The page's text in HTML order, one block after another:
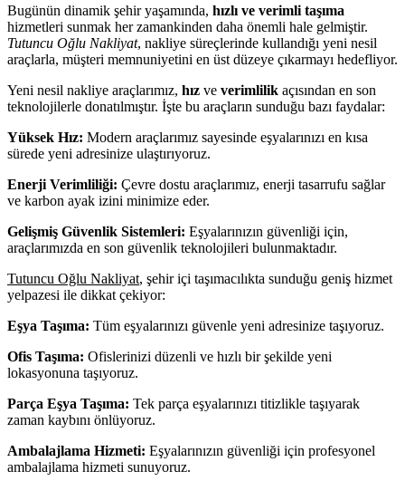
Bugünün dinamik şehir yaşamında, hızlı ve verimli taşıma
hizmetleri sunmak her zamankinden daha önemli hale gelmiştir.
Tutuncu Oğlu Nakliyat, nakliye süreçlerinde kullandığı yeni nesil
araçlarla, müşteri memnuniyetini en üst düzeye çıkarmayı hedefliyor.
Yeni nesil nakliye araçlarımız, hız ve verimlilik açısından en son
teknolojilerle donatılmıştır. İşte bu araçların sunduğu bazı faydalar:
Yüksek Hız: Modern araçlarımız sayesinde eşyalarınızı en kısa
sürede yeni adresinize ulaştırıyoruz.
Enerji Verimliliği: Çevre dostu araçlarımız, enerji tasarrufu sağlar
ve karbon ayak izini minimize eder.
Gelişmiş Güvenlik Sistemleri: Eşyalarınızın güvenliği için,
araçlarımızda en son güvenlik teknolojileri bulunmaktadır.
Tutuncu Oğlu Nakliyat, şehir içi taşımacılıkta sunduğu geniş hizmet
yelpazesi ile dikkat çekiyor:
Eşya Taşıma: Tüm eşyalarınızı güvenle yeni adresinize taşıyoruz.
Ofis Taşıma: Ofislerinizi düzenli ve hızlı bir şekilde yeni
lokasyonuna taşıyoruz.
Parça Eşya Taşıma: Tek parça eşyalarınızı titizlikle taşıyarak
zaman kaybını önlüyoruz.
Ambalajlama Hizmeti: Eşyalarınızın güvenliği için profesyonel
ambalajlama hizmeti sunuyoruz.